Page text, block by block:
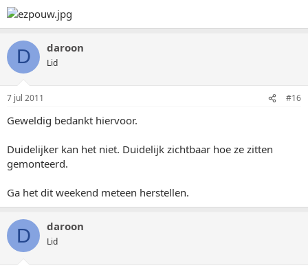
D daroon
Lid
7 jul 2011 #16
Geweldig bedankt hiervoor.
Duidelijker kan het niet. Duidelijk zichtbaar hoe ze zitten
gemonteerd.
Ga het dit weekend meteen herstellen.
D daroon
Lid